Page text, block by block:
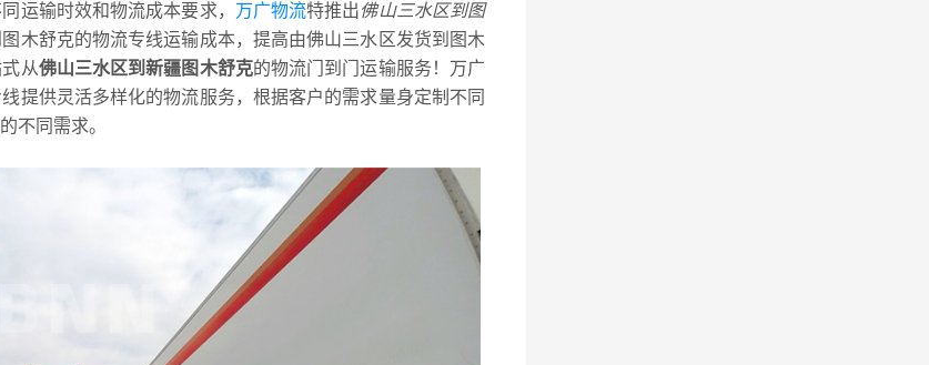
运输时效和物流成本要求， 万广物流特推出佛山三水区到图
木舒克的物流专线运输成本，提高由佛山三水区发货到图木
从佛山三水区到新疆图木舒克的物流门到门运输服务！万广
提供灵活多样化的物流服务，根据客户的需求量身定制不同
不同需求。